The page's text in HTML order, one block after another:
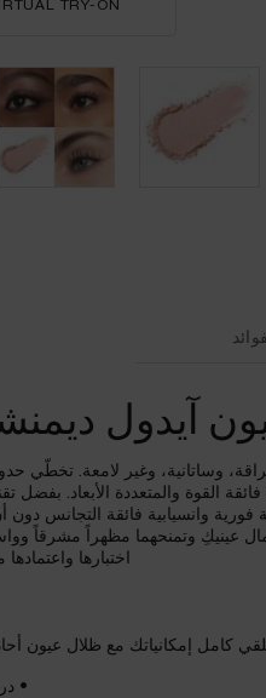
TRY-ON
آيدول
وساتانية، وغير لامعة. تخطّي
القوة والمتعددة الأبعاد. بفضل
فورية وانسيابية فائقة التجانس
عينيكِ وتمنحهما مظهراً مشرقاً
اختبارها
كامل إمكانياتك مع ظلال عيون
•